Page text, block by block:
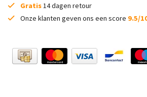
Gratis14 dagen retour
Onze klanten geven ons een score 9.5/